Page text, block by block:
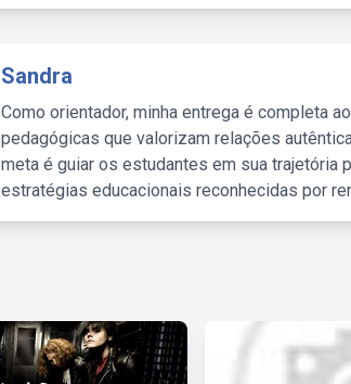
Sandra
Como orientador, minha entrega é completa
pedagógicas que valorizam relações
meta é guiar os estudantes em sua trajetória
estratégias educacionais reconhecidas por